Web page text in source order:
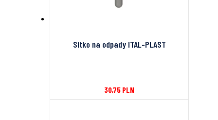
Sitko na odpady ITAL-PLAST
30,75 PLN